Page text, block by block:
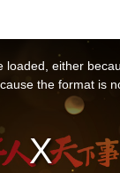
loaded, either
the format is